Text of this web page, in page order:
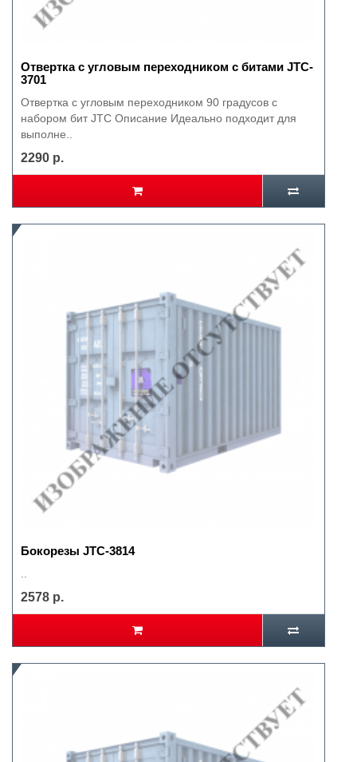
Отвертка с угловым переходником с битами JTC-
3701
Отвертка с угловым переходником 90 градусов с
набором бит JTC Описание Идеально подходит для
выполне..
2290 р.
Бокорезы JTC-3814
2578 р.